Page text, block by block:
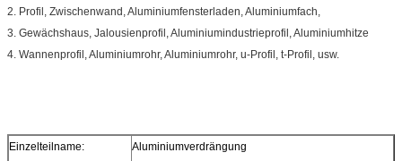
2. Profil, Zwischenwand, Aluminiumfensterladen, Aluminiumfach,
3. Gewächshaus, Jalousienprofil, Aluminiumindustrieprofil, Aluminiumhitze
4. Wannenprofil, Aluminiumrohr, Aluminiumrohr, u-Profil, t-Profil, usw.
Einzelteilname: Aluminiumverdrängung